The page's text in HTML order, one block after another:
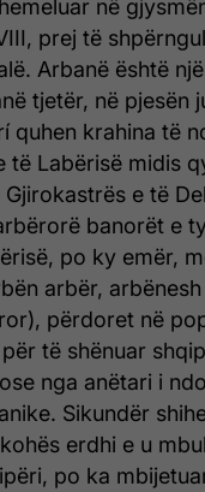
në
prej të
Arbanë është
tjetër, në pjesën
quhen krahina të
të Labërisë midis
e të
banorët e
po ky emër,
arbër,
përdoret në
të shënuar
nga anëtari i
Sikundër
erdhi e u
po ka